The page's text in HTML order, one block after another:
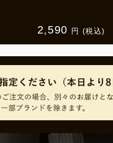
2,590 円 (税込)